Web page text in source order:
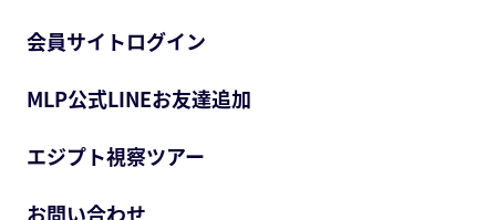
会員サイトログイン
MLP公式LINEお友達追加
エジプト視察ツアー
お問い合わせ